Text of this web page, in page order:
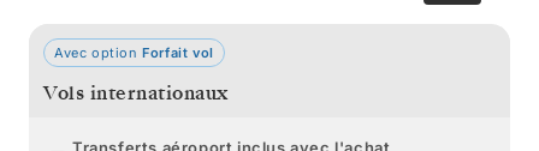
Avec option Forfait vol
Vols internationaux
Transferts aéroport inclus avec l'achat